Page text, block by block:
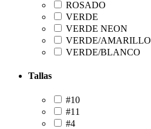
ROSADO
VERDE
VERDE NEON
VERDE/AMARILLO
VERDE/BLANCO
Tallas
#10
#11
#4